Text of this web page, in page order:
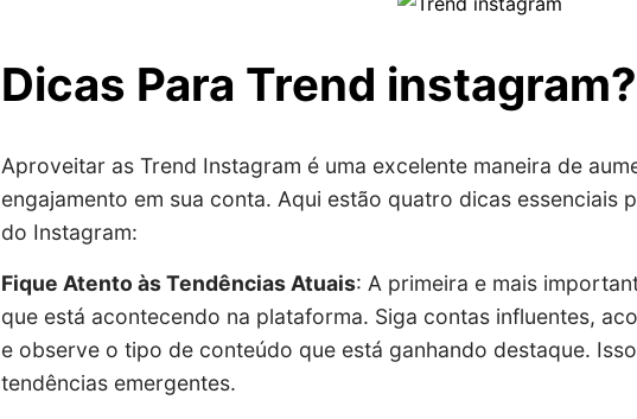
Dicas Para Trend instagram?
Aproveitar as Trend Instagram é uma excelente maneira de
engajamento em sua conta. Aqui estão quatro dicas essenciais
do Instagram:
Fique Atento às Tendências Atuais: A primeira e mais
que está acontecendo na plataforma. Siga contas influentes,
e observe o tipo de conteúdo que está ganhando destaque.
tendências emergentes.